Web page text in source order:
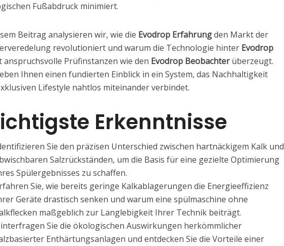
Fußabdruck minimiert.
Beitrag analysieren wir, wie die Evodrop Erfahrungden Markt der
revolutioniert und warum die Technologie hinter Evodrop
anspruchsvolle Prüfinstanzen wie den Evodrop Beobachterüberzeugt.
Ihnen einen fundierten Einblick in ein System, das Nachhaltigkeit
Lifestyle nahtlos miteinander verbindet.
Erkenntnisse
Sie den präzisen Unterschied zwischen hartnäckigem Kalk und
Salzrückständen, um die Basis für eine gezielte Optimierung
Spülergebnisses zu schaffen.
Sie, wie bereits geringe Kalkablagerungen die Energieeffizienz
Geräte drastisch senken und warum eine spülmaschine ohne
maßgeblich zur Langlebigkeit Ihrer Technik beiträgt.
Sie die ökologischen Auswirkungen herkömmlicher
Enthärtungsanlagen und entdecken Sie die Vorteile einer